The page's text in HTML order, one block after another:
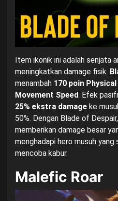
Item ikonik ini adalah senjata
meningkatkan damage fisik.
menambah 170 poin
Movement Speed. Efek
25% ekstra damage ke
50%. Dengan Blade of
memberikan damage besar
menghadapi hero musuh
mencoba kabur.
Malefic Roar